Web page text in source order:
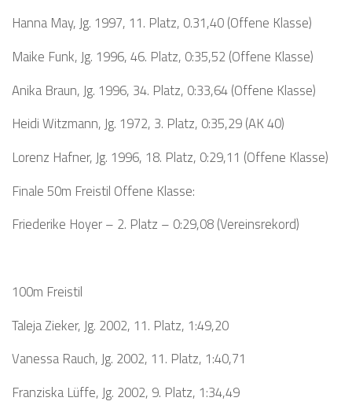
Hanna May, Jg. 1997, 11. Platz, 0.31,40 (Offene Klasse)
Maike Funk, Jg. 1996, 46. Platz, 0:35,52 (Offene Klasse)
Anika Braun, Jg. 1996, 34. Platz, 0:33,64 (Offene Klasse)
Heidi Witzmann, Jg. 1972, 3. Platz, 0:35,29 (AK 40)
Lorenz Hafner, Jg. 1996, 18. Platz, 0:29,11 (Offene Klasse)
Finale 50m Freistil Offene Klasse:
Friederike Hoyer – 2. Platz – 0:29,08 (Vereinsrekord)
100m Freistil
Taleja Zieker, Jg. 2002, 11. Platz, 1:49,20
Vanessa Rauch, Jg. 2002, 11. Platz, 1:40,71
Franziska Lüffe, Jg. 2002, 9. Platz, 1:34,49